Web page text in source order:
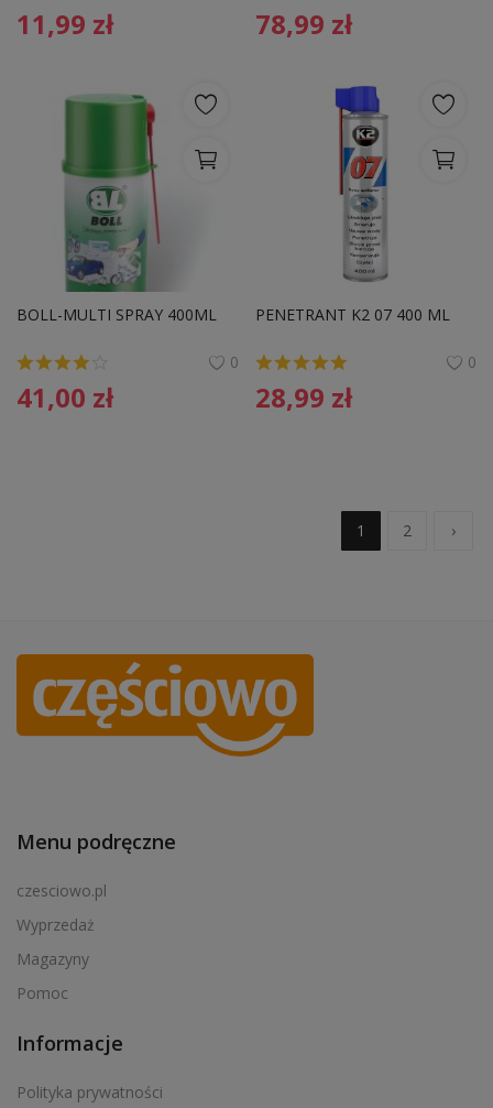
11,99 zł 78,99 zł
BOLL-MULTI SPRAY 400ML
0
41,00 zł
PENETRANT K2 07 400 ML
0
28,99 zł
1 2 ›
Menu podręczne
czesciowo.pl
Wyprzedaż
Magazyny
Pomoc
Informacje
Polityka prywatności